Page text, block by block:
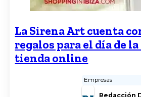
La Sirena Art cuenta
regalos para el día de
tienda online
Empresas
Redacción